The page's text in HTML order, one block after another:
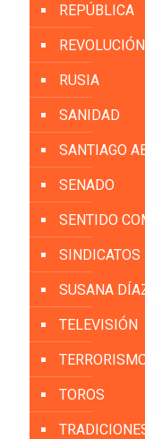
REPÚBLICA
REVOLUCIÓN
RUSIA
SANIDAD
SANTIAGO
SENADO
SENTIDO
SINDICATOS
SUSANA
TELEVISIÓN
TOROS